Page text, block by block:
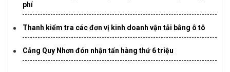
phí
Thanh kiểm tra các đơn vị kinh doanh vận tải bằng ô tô
Cảng Quy Nhơn đón nhận tấn hàng thứ 6 triệu